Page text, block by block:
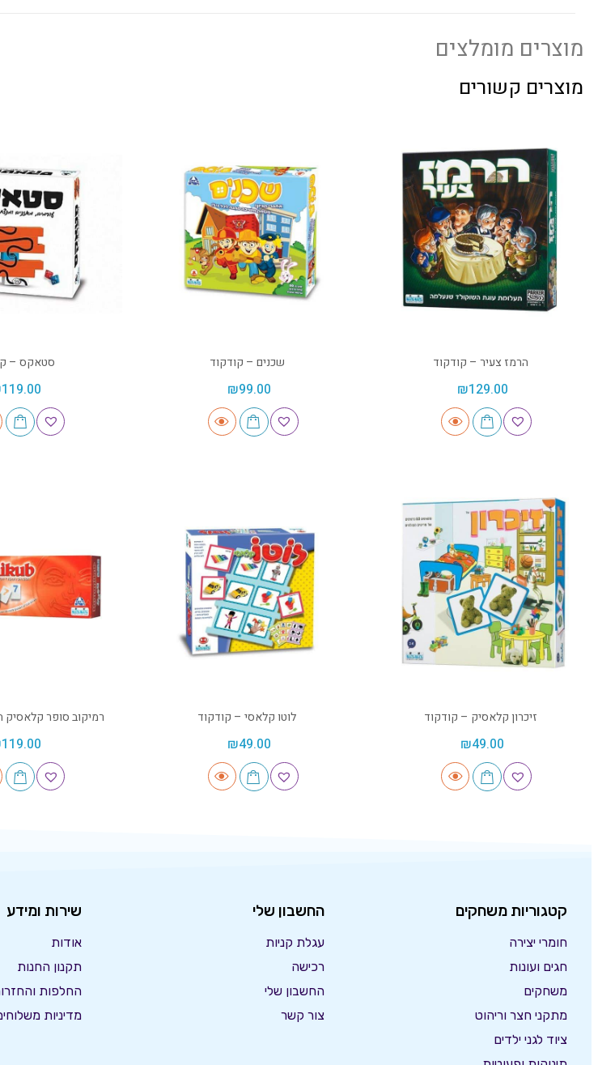
מוצרים מומלצים
מוצרים קשורים
הרמז צעיר – קודקוד
₪129.00
שכנים – קודקוד
₪99.00
סטאקס –
119.00
זיכרון קלאסיק – קודקוד
₪49.00
לוטו קלאסי – קודקוד
₪49.00
רמיקוב סופר קלאסיק
119.00
קטגוריות משחקים
חומרי יצירה
חגים ועונות
משחקים
מתקני חצר וריהוט
ציוד לגני ילדים
החשבון שלי
עגלת קניות
רכישה
החשבון שלי
צור קשר
שירות ומידע
אודות
תקנון החנות
החלפות
מדיניות